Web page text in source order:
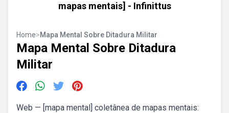
mapas mentais] - Infinittus
Home>Mapa Mental Sobre Ditadura Militar
Mapa Mental Sobre Ditadura
Militar
Web — [mapa mental] coletânea de mapas mentais: